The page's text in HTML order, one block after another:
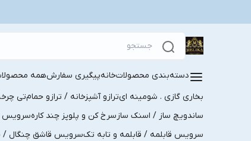
دسته‌بندی محصولاتخانهپیگیری سفارشهمه
بخاری گازی . شومینه ایترازو آشپزخانه / ترازو حمامتی
ساندویچ ساز / اسنک سازسرخ کن و پلوپز چند کارهسرویس
سرویس قابلمه / قابلمه و تابه تکسرویس قاشق چنگال /